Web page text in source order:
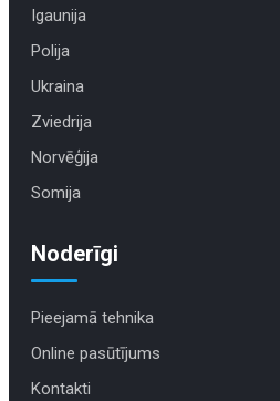
Igaunija
Polija
Ukraina
Zviedrija
Norvēģija
Somija
Noderīgi
Pieejamā tehnika
Online pasūtījums
Kontakti